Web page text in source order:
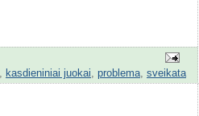
kasdieniniai juokai problema sveikata